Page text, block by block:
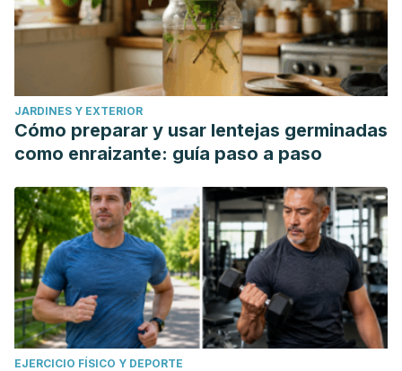
JARDINES Y EXTERIOR
Cómo preparar y usar lentejas germinadas
como enraizante: guía paso a paso
EJERCICIO FÍSICO Y DEPORTE